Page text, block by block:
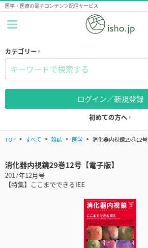
医学・医療の電子コンテンツ配信サービス
カテゴリー
ログイン／新規登録
初めての方へ
TOP すべて 雑誌 医学 消化器内視鏡29巻12号
消化器内視鏡29巻12号【電子版】
2017年12月号
【特集】ここまでできるIEE